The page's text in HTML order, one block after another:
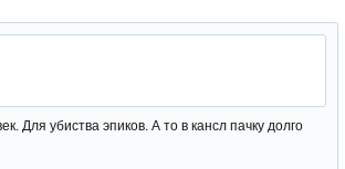
Для убиства эпиков. А то в кансл пачку долго